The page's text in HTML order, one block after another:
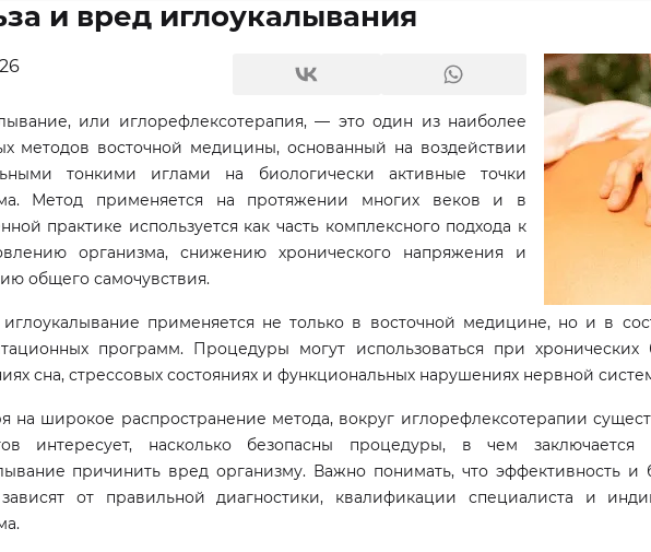
и вред иглоукалывания
или иглорефлексотерапия, — это один из наиболее
методов восточной медицины, основанный на воздействии
тонкими иглами на биологически активные точки
Метод применяется на протяжении многих веков и в
практике используется как часть комплексного подхода к
организма, снижению хронического напряжения и
общего самочувствия.
иглоукалывание применяется не только в восточной медицине, но и в
программ. Процедуры могут использоваться при хронических
сна, стрессовых состояниях и функциональных нарушениях нервной
на широкое распространение метода, вокруг иглорефлексотерапии
интересует, насколько безопасны процедуры, в чем
причинить вред организму. Важно понимать, что эффективность и
от правильной диагностики, квалификации специалиста и